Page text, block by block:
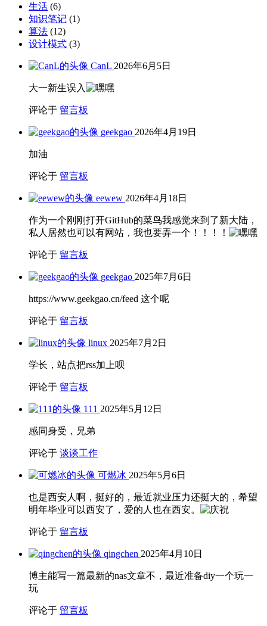
生活 (6)
知识笔记 (1)
算法 (12)
设计模式 (3)
CanL 2026年6月5日
大一新生误入
评论于 留言板
geekgao 2026年4月19日
加油
评论于 留言板
eewew 2026年4月18日
作为一个刚刚打开GitHub的菜鸟我感觉来到了新大陆，
私人居然也可以有网站，我也要弄一个！！！！
评论于 留言板
geekgao 2025年7月6日
https://www.geekgao.cn/feed 这个呢
评论于 留言板
linux 2025年7月2日
学长，站点把rss加上呗
评论于 留言板
111 2025年5月12日
感同身受，兄弟
评论于 谈谈工作
可燃冰 2025年5月6日
也是西安人啊，挺好的，最近就业压力还挺大的，希望
明年毕业可以西安了，爱的人也在西安。
评论于 留言板
qingchen 2025年4月10日
博主能写一篇最新的nas文章不，最近准备diy一个玩一
玩
评论于 留言板